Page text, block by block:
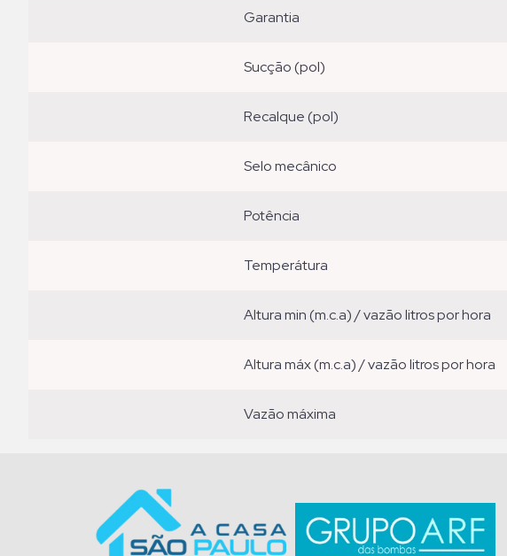
garantia
sucção (pol)
recalque (pol)
selo mecânico
potência
temperátura
altura min (m.c.a) / vazão litros por hora
altura máx (m.c.a) / vazão litros por hora
vazão máxima